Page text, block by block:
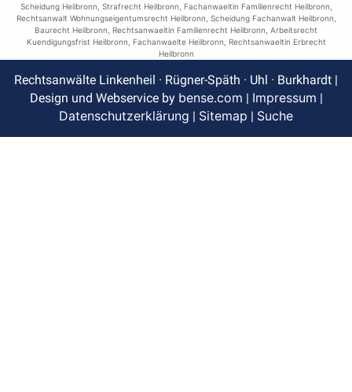
Scheidung Heilbronn Strafrecht Heilbronn Fachanwaeltin Familienrecht Heilbronn
Rechtsanwalt Wohnungseigentumsrecht Heilbronn Scheidung Fachanwalt Heilbronn
Baurecht Heilbronn
Rechtsanwaeltin Familienrecht Heilbronn Arbeitsrecht
Kuendigungsfrist Heilbronn
Fachanwaelte Heilbronn
Rechtsanwaeltin Erbrecht
Heilbronn
Rechtsanwälte Linkenheil · Rügner-Späth · Uhl · Burkhardt |
Design und Webservice by bense.com | Impressum |
Datenschutzerklärung | Sitemap | Suche